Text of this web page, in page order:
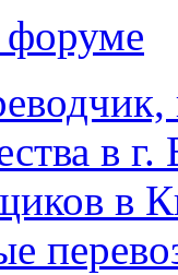
в
в